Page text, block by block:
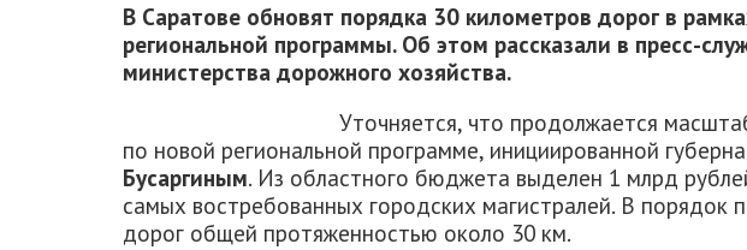
В Саратове обновят порядка 30 километров дорог в
региональной программы. Об этом рассказали в пресс-
министерства дорожного хозяйства.
Уточняется, что продолжается
по новой региональной программе, инициированной
Бусаргиным. Из областного бюджета выделен 1 млрд
самых востребованных городских магистралей. В порядок
дорог общей протяженностью около 30 км.